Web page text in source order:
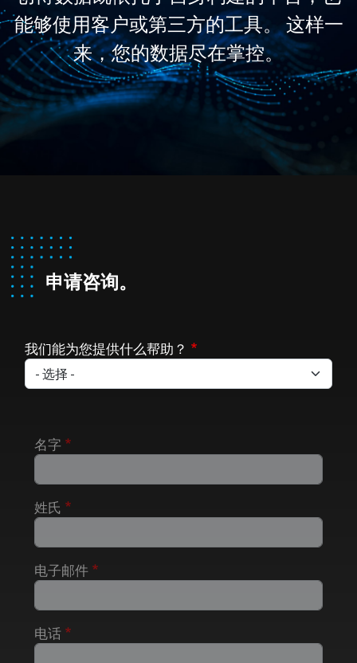
能够使用客户或第三方的工具。 这样一
来，您的数据尽在掌控。
申请咨询。
我们能为您提供什么帮助？
名字
姓氏
电子邮件
电话